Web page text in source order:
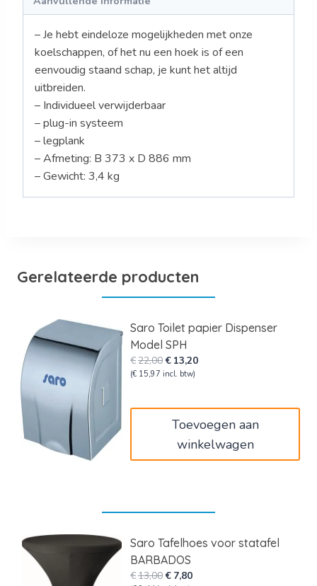
– Je hebt eindeloze mogelijkheden met onze
koelschappen, of het nu een hoek is of een
eenvoudig staand schap, je kunt het altijd
uitbreiden.
– Individueel verwijderbaar
– plug-in systeem
– legplank
– Afmeting: B 373 x D 886 mm
– Gewicht: 3,4 kg
Gerelateerde producten
Saro Toilet papier Dispenser
Model SPH
€22,00Oorspronkelijke
prijs
€22,00.
€ 13,20Huidige
€13,20.
(€ 15,97 incl. btw)
Toevoegen aan
winkelwagen
Saro Tafelhoes voor statafel
BARBADOS
€13,00Oorspronkelijke
€ 7,80Huidige